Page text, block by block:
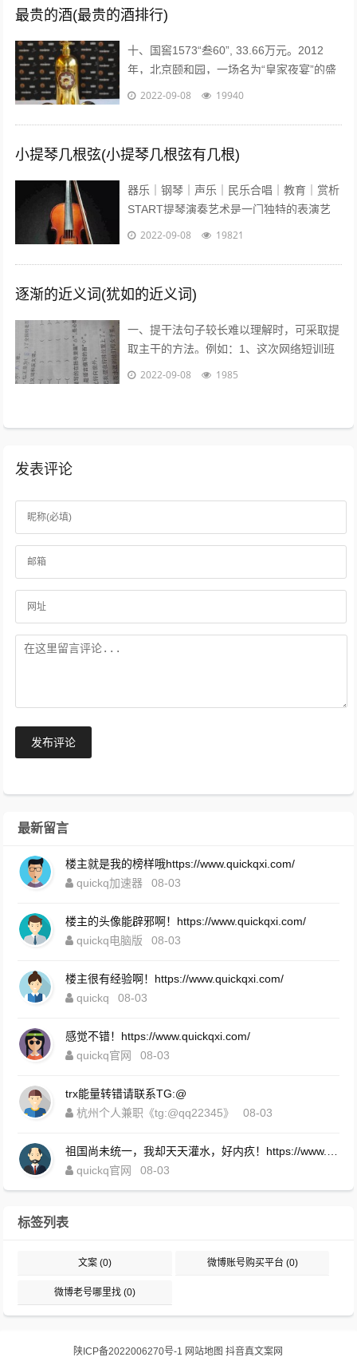
最贵的酒(最贵的酒排行)
十、国窖1573“叁60”, 33.66万元。2012
年，北京颐和园，一场名为“皇家夜宴”的盛
宴举行。中国高端奢侈白酒品牌——国窖
2022-09-08 19940
小提琴几根弦(小提琴几根弦有几根)
器乐｜钢琴｜声乐｜民乐合唱｜教育｜赏析
START提琴演奏艺术是一门独特的表演艺
术，它的音色轻盈悦耳、沁人心脾、它宛如
2022-09-08 19821
逐渐的近义词(犹如的近义词)
一、提干法句子较长难以理解时，可采取提
取主干的方法。例如：1、这次网络短训班
的学员，除北大本校人员外，还有来自清华
2022-09-08 1985
发表评论
发布评论
最新留言
楼主就是我的榜样哦https://www.quickqxi.com/
quickq加速器
08-03
楼主的头像能辟邪啊！https://www.quickqxi.com/
quickq电脑版
08-03
楼主很有经验啊！https://www.quickqxi.com/
quickq
08-03
感觉不错！https://www.quickqxi.com/
quickq官网
08-03
trx能量转错请联系TG:@
杭州个人兼职《tg:@qq22345》
08-03
quickq官网
08-03
标签列表
文案 (0) 微博账号购买平台 (0)
微博老号哪里找 (0)
陕ICP备2022006270号-1 网站地图 抖音真文案网